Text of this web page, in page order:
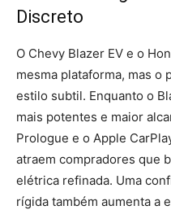
Discreto
O Chevy Blazer EV e o
mesma plataforma, mas o
estilo subtil. Enquanto o
mais potentes e maior
Prologue e o Apple
atraem compradores que
elétrica refinada. Uma
rígida também aumenta a